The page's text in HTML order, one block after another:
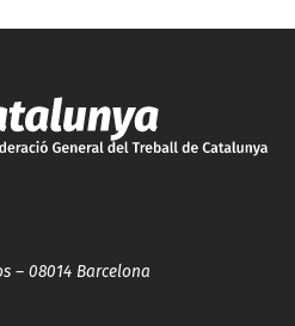
– 08014 Barcelona